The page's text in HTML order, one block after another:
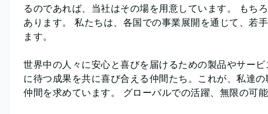
るのであれば、当社はその場を用意しています。 もち
あります。 私たちは、各国での事業展開を通じて、若
ます。
世界中の人々に安心と喜びを届けるための製品やサー
に待つ成果を共に喜び合える仲間たち。これが、私達
仲間を求めています。 グローバルでの活躍、無限の可